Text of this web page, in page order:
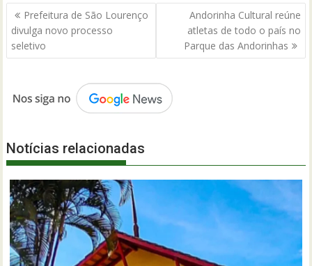
Navegação
de
Post
Prefeitura de São Lourenço
divulga novo processo
seletivo
Andorinha Cultural reúne
atletas de todo o país no
Parque das Andorinhas
Notícias relacionadas